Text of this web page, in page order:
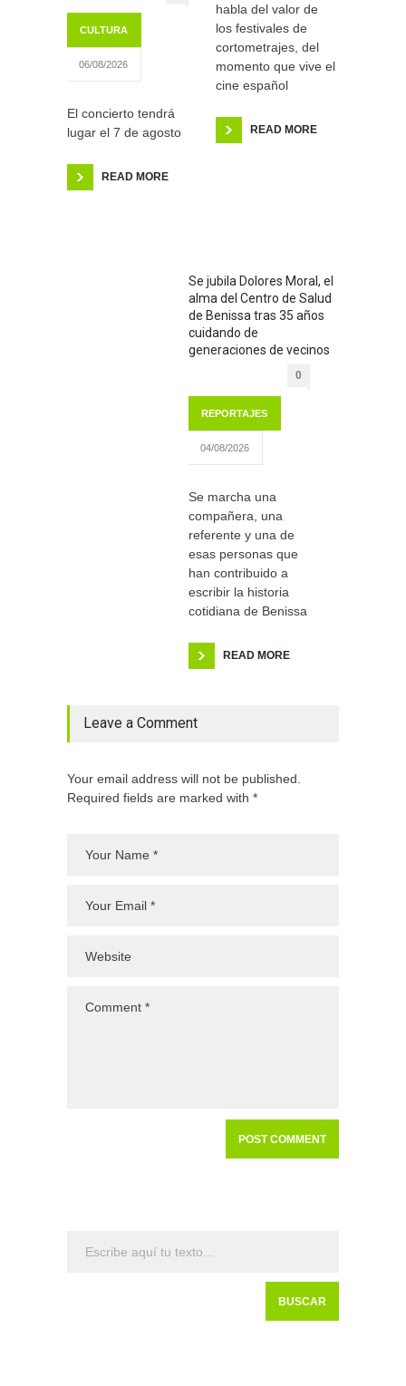
CULTURA
06/08/2026
El concierto tendrá
lugar el 7 de agosto
READ MORE
habla del valor de
los festivales de
cortometrajes, del
momento que vive el
cine español
READ MORE
Se jubila Dolores Moral, el
alma del Centro de Salud
de Benissa tras 35 años
cuidando de
generaciones de vecinos
0
REPORTAJES
04/08/2026
Se marcha una
compañera, una
referente y una de
esas personas que
han contribuido a
escribir la historia
cotidiana de Benissa
READ MORE
Leave a Comment
Your email address will not be published.
Required fields are marked with *